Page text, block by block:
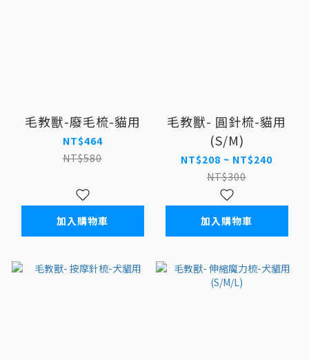
毛教獸-廢毛梳-貓用
NT$464
NT$580
加入購物車
毛教獸- 圓針梳-貓用
(S/M)
NT$208 ~ NT$240
NT$300
加入購物車